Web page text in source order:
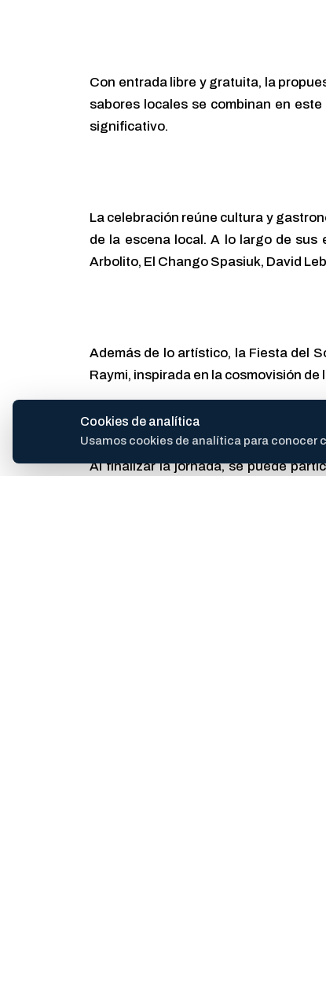
Con entrada libre y gratuita, la
sabores locales se combinan en
significativo.
La celebración reúne cultura y
de la escena local. A lo largo de
Arbolito, El Chango Spasiuk, David
Además de lo artístico, la Fiesta del
Raymi, inspirada en la cosmovisión
Al finalizar la jornada, se puede
Cookies de analítica
Usamos cookies de analítica para conocer